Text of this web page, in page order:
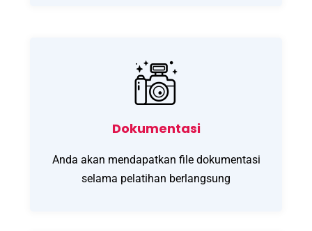
Dokumentasi
Anda akan mendapatkan file dokumentasi
selama pelatihan berlangsung